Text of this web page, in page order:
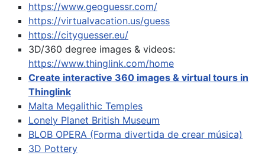
https://www.geoguessr.com/
https://virtualvacation.us/guess
https://cityguesser.eu/
3D/360 degree images & videos:
https://www.thinglink.com/home
Create interactive 360 images & virtual tours in
Thinglink
Malta Megalithic Temples
Lonely Planet British Museum
BLOB OPERA (Forma divertida de crear música)
3D Pottery